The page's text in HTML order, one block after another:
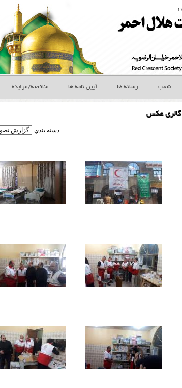
شعب رسانه ها آیین نامه ها مناقصه/مزایده
گالری عکس
دسته بندي